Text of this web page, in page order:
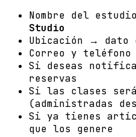
Nombre del
Studio
Ubicación → dato
Correo y teléfono
Si deseas
reservas
Si las clases
(administradas
Si ya tienes
que los genere